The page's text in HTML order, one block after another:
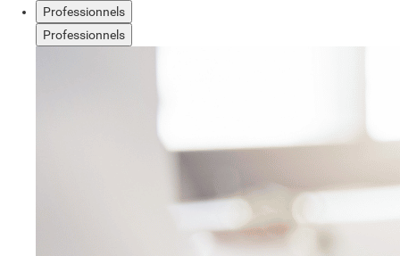
Professionnels
Professionnels